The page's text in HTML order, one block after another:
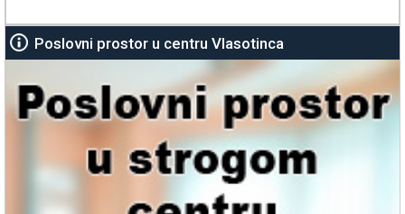
Poslovni prostor u centru Vlasotinca